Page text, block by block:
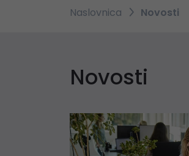
Naslovnica Novosti
Novosti